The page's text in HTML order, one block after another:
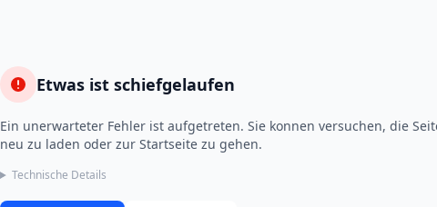
Etwas ist schiefgelaufen
Ein unerwarteter Fehler ist aufgetreten. Sie konnen versuchen, die
neu zu laden oder zur Startseite zu gehen.
Technische Details